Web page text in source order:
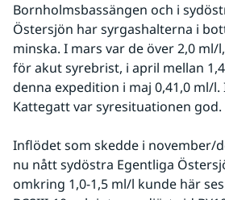
Bornholmsbassängen och i
Östersjön har syrgashalterna i
minska. I mars var de över 2,0 ml/
för akut syrebrist, i april mellan
denna expedition i maj 0,41,0 ml/l.
Kattegatt var syresituationen god.
Inflödet som skedde i november/
nu nått sydöstra Egentliga
omkring 1,0-1,5 ml/l kunde här